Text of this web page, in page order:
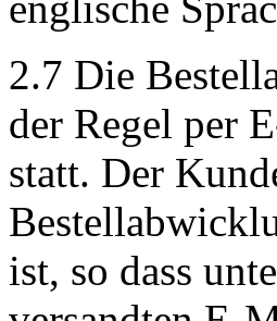
2.7 Die
der Regel per
statt. Der
ist, so dass